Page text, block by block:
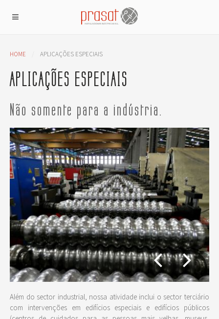
HOME APLICAÇÕES ESPECIAIS
APLICAÇÕES ESPECIAIS
Não somente para a indústria.
Além do sector industrial, nossa atividade inclui o sector terciário
com intervenções em edifícios especiais e edifícios públicos